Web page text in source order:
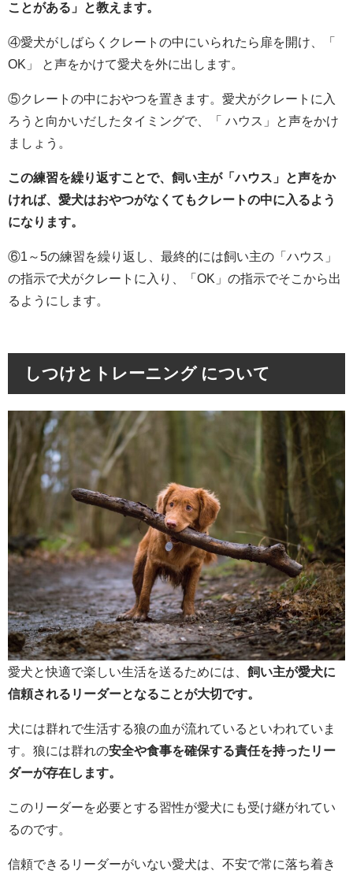
ことがある」と教えます。
④愛犬がしばらくクレートの中にいられたら扉を開け、「
OK」 と声をかけて愛犬を外に出します。
⑤クレートの中におやつを置きます。愛犬がクレートに入
ろうと向かいだしたタイミングで、「 ハウス」と声をかけ
ましょう。
この練習を繰り返すことで、飼い主が「ハウス」と声をか
ければ、愛犬はおやつがなくてもクレートの中に入るよう
になります。
⑥1～5の練習を繰り返し、最終的には飼い主の「ハウス」
の指示で犬がクレートに入り、「OK」の指示でそこから出
るようにします。
しつけとトレーニング について
愛犬と快適で楽しい生活を送るためには、 飼い主が愛犬に
信頼されるリーダーとなることが大切です。
犬には群れで生活する狼の血が流れているといわれていま
す。狼には群れの安全や食事を確保する責任を持ったリー
ダーが存在します。
このリーダーを必要とする習性が愛犬にも受け継がれてい
るのです。
信頼できるリーダーがいない愛犬は、不安で常に落ち着き